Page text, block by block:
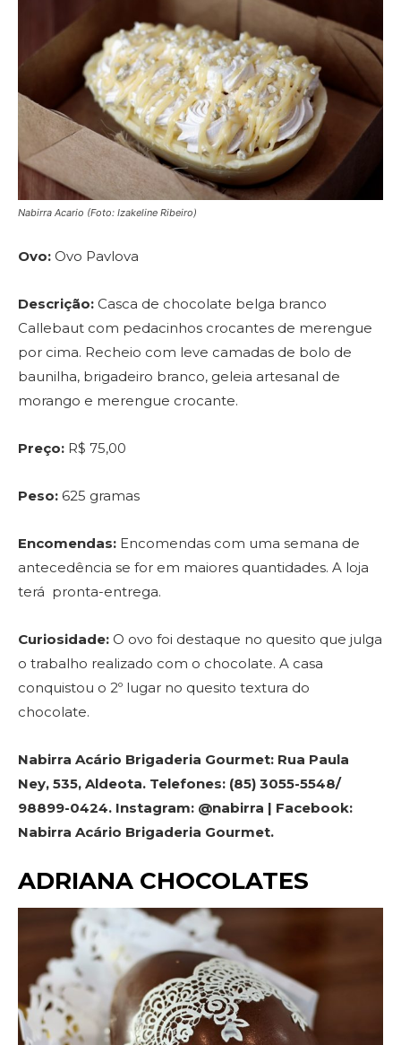
Nabirra Acario (Foto: Izakeline Ribeiro)
Ovo: Ovo Pavlova
Descrição: Casca de chocolate belga branco
Callebaut com pedacinhos crocantes de merengue
por cima. Recheio com leve camadas de bolo de
baunilha, brigadeiro branco, geleia artesanal de
morango e merengue crocante.
Preço: R$ 75,00
Peso: 625 gramas
Encomendas: Encomendas com uma semana de
antecedência se for em maiores quantidades. A loja
terá pronta-entrega.
Curiosidade: O ovo foi destaque no quesito que julga
o trabalho realizado com o chocolate. A casa
conquistou o 2º lugar no quesito textura do
chocolate.
Nabirra Acário Brigaderia Gourmet: Rua Paula
Ney, 535, Aldeota. Telefones: (85) 3055-5548/
98899-0424. Instagram: @nabirra | Facebook:
Nabirra Acário Brigaderia Gourmet.
ADRIANA CHOCOLATES